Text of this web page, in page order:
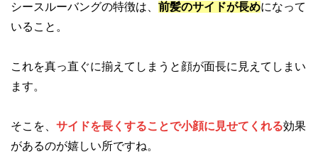
シースルーバングの特徴は、 前髪のサイドが長めになって
いること。
これを真っ直ぐに揃えてしまうと顔が面長に見えてしまい
ます。
そこを、 サイドを長くすることで小顔に見せてくれる効果
があるのが嬉しい所ですね。